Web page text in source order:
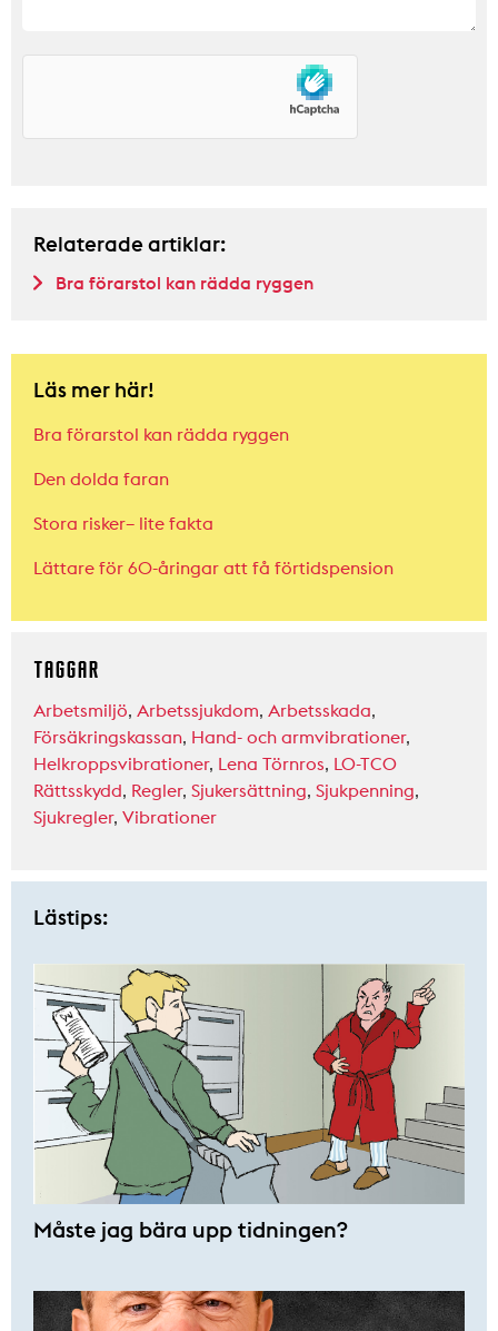
Relaterade artiklar:
Bra förarstol kan rädda ryggen
Läs mer här!
Bra förarstol kan rädda ryggen
Den dolda faran
Stora risker– lite fakta
Lättare för 60-åringar att få förtidspension
TAGGAR
Arbetsmiljö, Arbetssjukdom, Arbetsskada,
Försäkringskassan, Hand- och armvibrationer,
Helkroppsvibrationer, Lena Törnros, LO-TCO
Rättsskydd, Regler, Sjukersättning, Sjukpenning,
Sjukregler, Vibrationer
Lästips:
Måste jag bära upp tidningen?